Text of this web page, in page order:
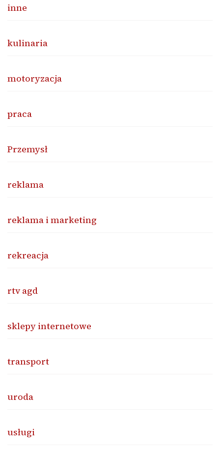
inne
kulinaria
motoryzacja
praca
Przemysł
reklama
reklama i marketing
rekreacja
rtv agd
sklepy internetowe
transport
uroda
usługi